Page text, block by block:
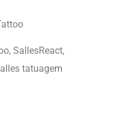
SallesReact,
tatuagem